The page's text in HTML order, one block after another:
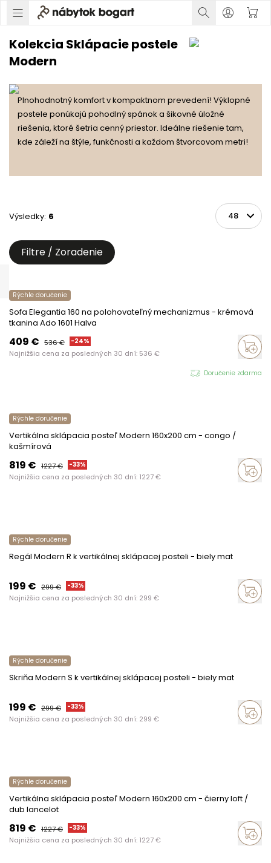
Kolekcia Sklápacie postele
Modern
Plnohodnotný komfort v kompaktnom prevedení! Výklopné
postele ponúkajú pohodlný spánok a šikovné úložné
riešenia, ktoré šetria cenný priestor. Ideálne riešenie tam,
kde záleží na štýle, funkčnosti a každom štvorcovom metri!
Zoradiť
Výsledky: 6 Na stránke
Filtre / Zoradenie
Rýchle doručenie
Sofa Elegantia 160 na polohovateľný mechanizmus - krémová
tkanina Ado 1601 Halva
409 € 536€ -24%
Najnižšia cena za posledných 30 dní: 536 €
Doručenie zdarma
Rýchle doručenie
Vertikálna sklápacia posteľ Modern 160x200 cm - congo /
kašmírová
819 € 1227€ -33%
Najnižšia cena za posledných 30 dní: 1227€
Rýchle doručenie
Regál Modern R k vertikálnej sklápacej posteli - biely mat
199 € 299€ -33%
Najnižšia cena za posledných 30 dní: 299 €
Rýchle doručenie
Skriňa Modern S k vertikálnej sklápacej posteli - biely mat
199 € 299€ -33%
Najnižšia cena za posledných 30 dní: 299 €
Rýchle doručenie
Vertikálna sklápacia posteľ Modern 160x200 cm - čierny loft /
dub lancelot
819 € 1227€ -33%
Najnižšia cena za posledných 30 dní: 1227€